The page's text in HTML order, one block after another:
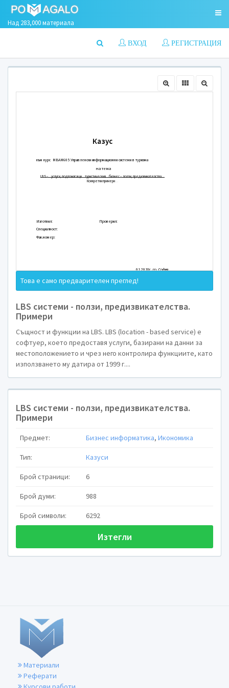
Над 283,000 материала
РЕГИСТРАЦИЯ
ВХОД
на тема
LBS – услуги, подпомагащи туристическия
Изготвил:
Специалност:
Фак.номер:
1.Резюме:
Това е само предварителен преглед!
LBS системи - ползи, предизвикателства.
Примери
Същност и функции на LBS. LBS (location - based service) е
софтуер, което предоставя услуги, базирани на данни за
местоположението и чрез него контролира функциите, като
използването му датира от 1999 г....
LBS системи - ползи, предизвикателства.
Примери
Предмет: Бизнес информатика, Икономика
Тип: Казуси
Брой страници: 6
Брой думи: 988
Брой символи: 6292
Изтегли
Материали
Реферати